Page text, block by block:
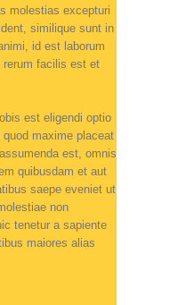
molestias excepturi
similique sunt in
id est laborum
rerum facilis est et
est eligendi optio
maxime placeat
est, omnis
quibusdam et aut
saepe eveniet ut
non
tenetur a sapiente
maiores alias